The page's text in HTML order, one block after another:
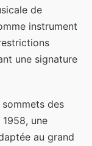
de
instrument
une signature
des
une
au grand